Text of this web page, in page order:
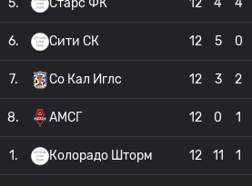
5. Старс ФК 12 4 4
6. Сити СК 12 5 0
7. Со Кал Иглс 12 3 2
8. АМСГ 12 0 1
1. Колорадо Шторм 12 11 1